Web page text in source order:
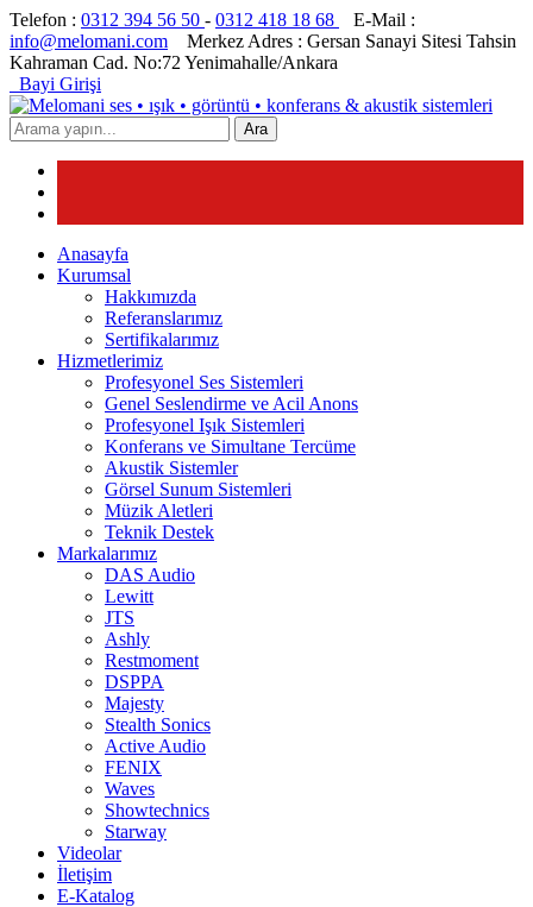
Telefon : 0312 394 56 50 - 0312 418 18 68
E-Mail :
info@melomani.com
Merkez Adres : Gersan Sanayi Sitesi Tahsin
Kahraman Cad. No:72 Yenimahalle/Ankara
Bayi Girişi
Ara
Anasayfa
Kurumsal
Hakkımızda
Referanslarımız
Sertifikalarımız
Hizmetlerimiz
Profesyonel Ses Sistemleri
Genel Seslendirme ve Acil Anons
Profesyonel Işık Sistemleri
Konferans ve Simultane Tercüme
Akustik Sistemler
Görsel Sunum Sistemleri
Müzik Aletleri
Teknik Destek
Markalarımız
DAS Audio
Lewitt
JTS
Ashly
Restmoment
DSPPA
Majesty
Stealth Sonics
Active Audio
FENIX
Waves
Showtechnics
Starway
Videolar
İletişim
E-Katalog